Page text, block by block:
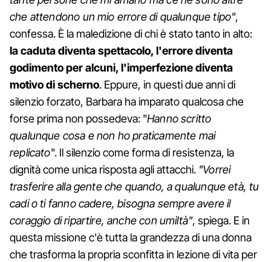
che attendono un mio errore di qualunque tipo",
confessa. È la maledizione di chi è stato tanto in alto:
la caduta diventa spettacolo, l'errore diventa
godimento per alcuni, l'imperfezione diventa
motivo di scherno. Eppure, in questi due anni di
silenzio forzato, Barbara ha imparato qualcosa che
forse prima non possedeva: "Hanno scritto
qualunque cosa e non ho praticamente mai
replicato". Il silenzio come forma di resistenza, la
dignità come unica risposta agli attacchi. "Vorrei
trasferire alla gente che quando, a qualunque età, tu
cadi o ti fanno cadere, bisogna sempre avere il
coraggio di ripartire, anche con umiltà", spiega. E in
questa missione c'è tutta la grandezza di una donna
che trasforma la propria sconfitta in lezione di vita per